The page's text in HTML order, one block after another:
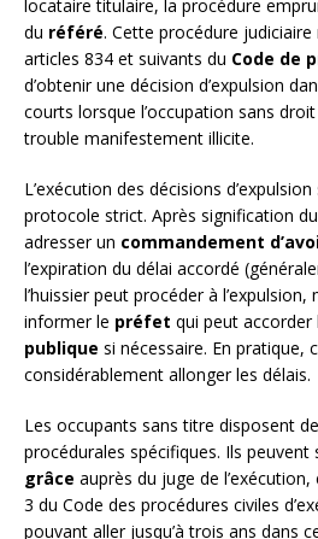
locataire titulaire, la procédure
du référé. Cette procédure
articles 834 et suivants du Code de
d’obtenir une décision d’expulsion
courts lorsque l’occupation sans
trouble manifestement illicite.
L’exécution des décisions
protocole strict. Après signification
adresser un commandement
l’expiration du délai accordé
l’huissier peut procéder à
informer le préfet qui peut accorder
publique si nécessaire. En pratique,
considérablement allonger les délais.
Les occupants sans titre disposent
procédurales spécifiques. Ils peuvent
grâce auprès du juge de l’exécution,
3 du Code des procédures civiles
pouvant aller jusqu’à trois ans dans